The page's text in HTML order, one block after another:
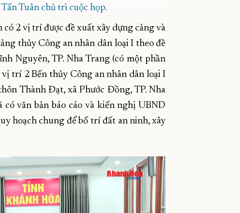
Tuân chủ trì cuộc họp.
có 2 vị trí được đề xuất xây dựng cảng và
thủy Công an nhân dân loại I theo đề
Nguyên, TP. Nha Trang (có một phần
trí 2 Bến thủy Công an nhân dân loại I
Thành Đạt, xã Phước Đồng, TP. Nha
có văn bản báo cáo và kiến nghị UBND
hoạch chung để bố trí đất an ninh, xây